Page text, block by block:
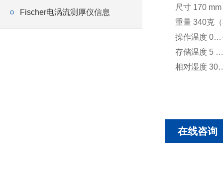
Fischer电涡流测厚仪信息
尺寸 170
重量 340克
操作温度
存储温度 5
相对湿度
在线咨询